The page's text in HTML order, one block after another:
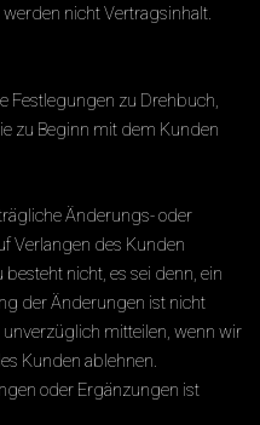
nicht Vertragsinhalt.
Festlegungen zu Drehbuch,
zu Beginn mit dem Kunden
Änderungs- oder
Verlangen des Kunden
nicht, es sei denn, ein
der Änderungen ist nicht
mitteilen, wenn wir
Kunden ablehnen.
oder Ergänzungen ist